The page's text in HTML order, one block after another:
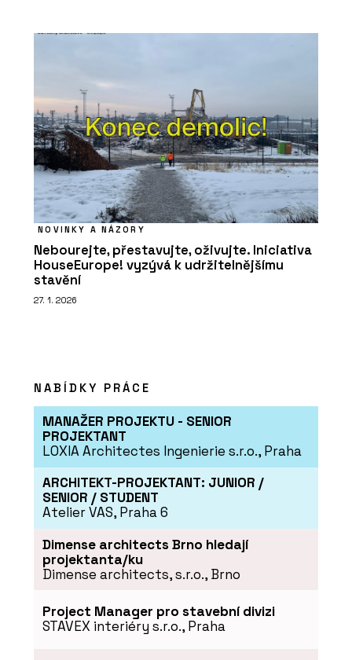
NOVINKY A NÁZORY
Nebourejte, přestavujte, oživujte. Iniciativa
HouseEurope! vyzývá k udržitelnějšímu
stavění
27. 1. 2026
NABÍDKY PRÁCE
MANAŽER PROJEKTU - SENIOR
PROJEKTANT
LOXIA Architectes Ingenierie s.r.o., Praha
ARCHITEKT-PROJEKTANT: JUNIOR /
SENIOR / STUDENT
Atelier VAS, Praha 6
Dimense architects Brno hledají
projektanta/ku
Dimense architects, s.r.o., Brno
Project Manager pro stavební divizi
STAVEX interiéry s.r.o., Praha